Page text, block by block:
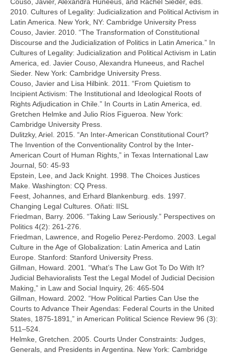
Couso, Javier, Alexandra Huneeus, and Rachel Sieder, eds.
2010. Cultures of Legality: Judicialization and Political Activism in
Latin America. New York, NY: Cambridge University Press
Couso, Javier. 2010. “The Transformation of Constitutional
Discourse and the Judicialization of Politics in Latin America.” In
Cultures of Legality: Judicialization and Political Activism in Latin
America, ed. Javier Couso, Alexandra Huneeus, and Rachel
Sieder. New York: Cambridge University Press.
Couso, Javier and Lisa Hilbink. 2011. “From Quietism to
Incipient Activism: The Institutional and Ideological Roots of
Rights Adjudication in Chile.” In Courts in Latin America, ed.
Gretchen Helmke and Julio Ríos Figueroa. New York:
Cambridge University Press.
Dulitzky, Ariel. 2015. “An Inter-American Constitutional Court?
The Invention of the Conventionality Control by the Inter-
American Court of Human Rights,” in Texas International Law
Journal, 50: 45-93
Epstein, Lee, and Jack Knight. 1998. The Choices Justices
Make. Washington: CQ Press.
Feest, Johannes, and Erhard Blankenburg. eds. 1997.
Changing Legal Cultures. Oñati: IISL
Friedman, Barry. 2006. “Taking Law Seriously.” Perspectives on
Politics 4(2): 261-276.
Friedman, Lawrence, and Rogelio Perez-Perdomo. 2003. Legal
Culture in the Age of Globalization: Latin America and Latin
Europe. Stanford: Stanford University Press.
Gillman, Howard. 2001. “What’s The Law Got To Do With It?
Judicial Behavioralists Test the Legal Model of Judicial Decision
Making,” in Law and Social Inquiry, 26: 465-504
Gillman, Howard. 2002. “How Political Parties Can Use the
Courts to Advance Their Agendas: Federal Courts in the United
States, 1875-1891,” in American Political Science Review 96 (3):
511–524.
Helmke, Gretchen. 2005. Courts Under Constraints: Judges,
Generals, and Presidents in Argentina. New York: Cambridge